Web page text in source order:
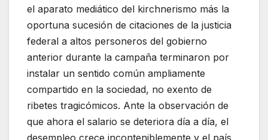
el aparato mediático del kirchnerismo más la
oportuna sucesión de citaciones de la justicia
federal a altos personeros del gobierno
anterior durante la campaña terminaron por
instalar un sentido común ampliamente
compartido en la sociedad, no exento de
ribetes tragicómicos. Ante la observación de
que ahora el salario se deteriora día a día, el